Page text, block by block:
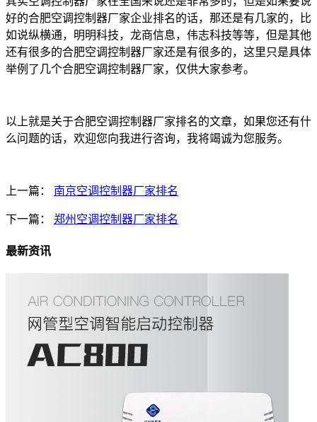
好的合肥空调控制器厂家企业排名的话，那还是有几家的，比
如说纵横通，明明科技，龙商信息，伟志科技等等，但是其他
还有很多的合肥空调控制器厂家还是有很多的，这里只是具体
举例了几个合肥空调控制器厂家，仅供大家参考。
以上就是关于合肥空调控制器厂家排名的文章，如果您还有什
么问题的话，欢迎您向我进行咨询，我将竭诚为您服务。
上一篇： 南京空调控制器厂家排名
下一篇： 郑州空调控制器厂家排名
最新资讯